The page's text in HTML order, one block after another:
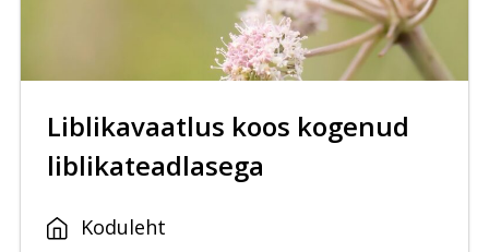
Liblikavaatlus koos kogenud
liblikateadlasega
Koduleht